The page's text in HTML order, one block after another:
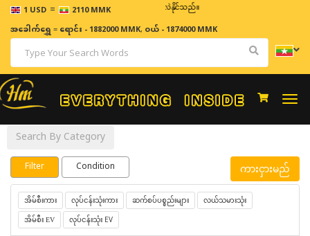
1 USD = 2110 MMK
ဈေးနှုန်းများသည် အချိန်နှင့် အမျှပြောင်းလဲနိုင်သည်။
အခေါက်ရွှေ=ရောင်း - 1882000 MMK, ဝယ် - 1874000 MMK
Search By Category
Filter Condition ကားငှားမည်
အိမ်စီးကား လုပ်ငန်းသုံးကား ဆက်စပ်ပစ္စည်းများ လယ်သမားသုံး
အိမ်စီး EV လုပ်ငန်းသုံး EV